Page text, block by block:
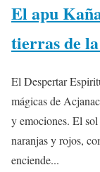
El apu
tierras de
El Despertar
mágicas de
y emociones. El
naranjas y rojos,
enciende...